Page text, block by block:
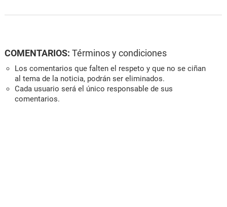
COMENTARIOS: Términos y condiciones
Los comentarios que falten el respeto y que no se ciñan
al tema de la noticia, podrán ser eliminados.
Cada usuario será el único responsable de sus
comentarios.